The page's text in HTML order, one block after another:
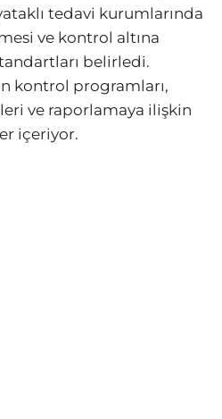
tedavi kurumlarında
ve kontrol altına
belirledi.
kontrol programları,
ve raporlamaya ilişkin
içeriyor.